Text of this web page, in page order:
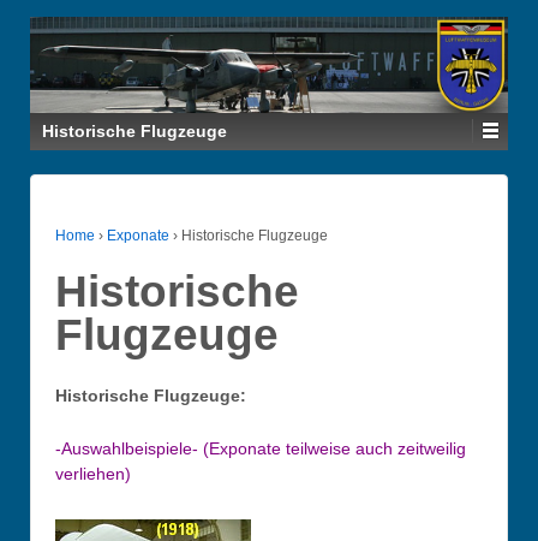
Historische Flugzeuge
Home › Exponate › Historische Flugzeuge
Historische
Flugzeuge
Historische Flugzeuge:
-Auswahlbeispiele- (Exponate teilweise auch zeitweilig
verliehen)